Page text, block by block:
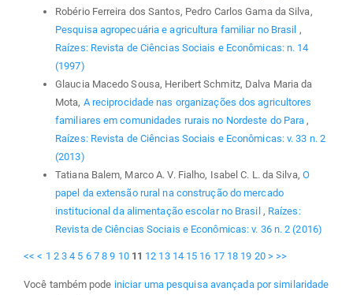
Robério Ferreira dos Santos, Pedro Carlos Gama da Silva,
Pesquisa agropecuária e agricultura familiar no Brasil ,
Raízes: Revista de Ciências Sociais e Econômicas: n. 14
(1997)
Glaucia Macedo Sousa, Heribert Schmitz, Dalva Maria da
Mota, A reciprocidade nas organizações dos agricultores
familiares em comunidades rurais no Nordeste do Para ,
Raízes: Revista de Ciências Sociais e Econômicas: v. 33 n. 2
(2013)
Tatiana Balem, Marco A. V. Fialho, Isabel C. L. da Silva, O
papel da extensão rural na construção do mercado
institucional da alimentação escolar no Brasil , Raízes:
Revista de Ciências Sociais e Econômicas: v. 36 n. 2 (2016)
<< < 1 2 3 4 5 6 7 8 9 10 11 12 13 14 15 16 17 18 19 20 > >>
Você também pode iniciar uma pesquisa avançada por similaridade